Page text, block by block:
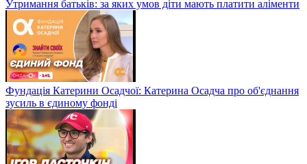
Утримання батьків: за яких умов діти мають платити аліменти
Фундація Катерини Осадчої: Катерина Осадча про об'єднання
зусиль в єдиному фонді